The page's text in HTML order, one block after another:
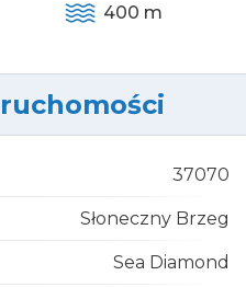
400 m
37070
Słoneczny Brzeg
Sea Diamond